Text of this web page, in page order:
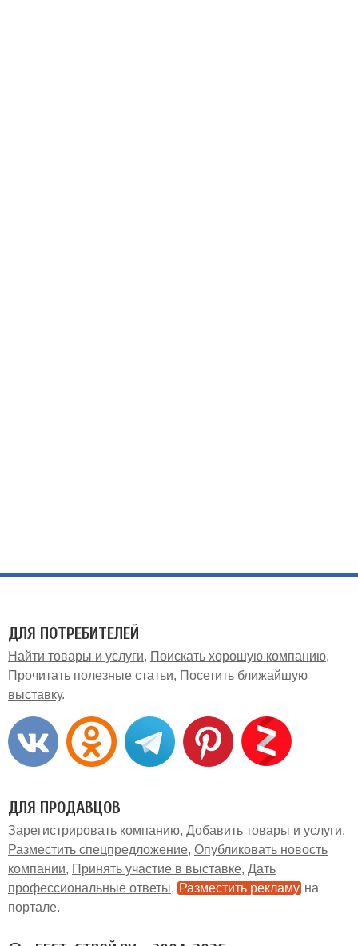
ДЛЯ ПОТРЕБИТЕЛЕЙ
Найти товары и услуги
Поискать хорошую компанию
Прочитать полезные статьи
Посетить ближайшую
выставку
ДЛЯ ПРОДАВЦОВ
Зарегистрировать компанию Добавить товары и услуги
Разместить спецпредложение Опубликовать новость
компании
Принять участие в выставке Дать
профессиональные ответы
Разместить рекламу на
портале